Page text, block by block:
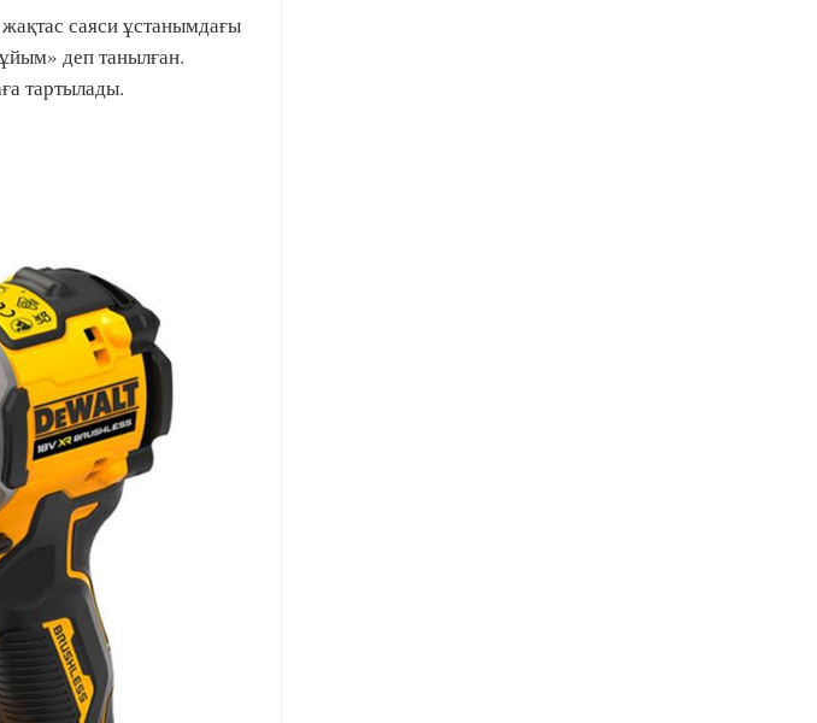
саяси ұстанымдағы
деп танылған.
тартылады.